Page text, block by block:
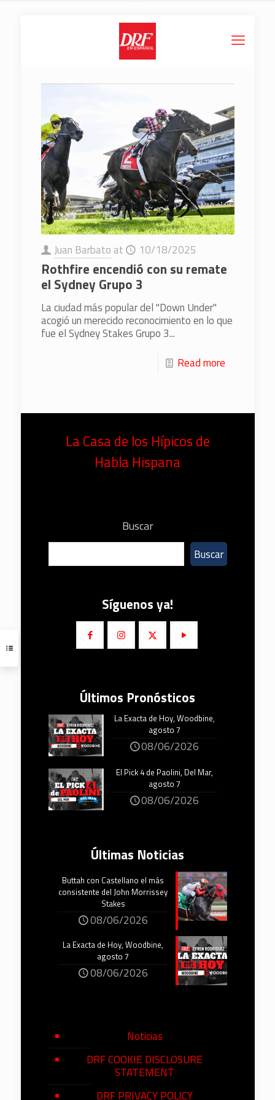
Juan Barbato at 10/18/2025
Rothfire encendió con su remate
el Sydney Grupo 3
La ciudad más popular del "Down Under"
acogió un merecido reconocimiento en lo que
fue el Sydney Stakes Grupo 3...
Read more
La Casa de los Hípicos de
Habla Hispana
Buscar
Buscar
Síguenos ya!
Últimos Pronósticos
La Exacta de Hoy, Woodbine,
agosto 7
08/06/2026
El Pick 4 de Paolini, Del Mar,
agosto 7
08/06/2026
Últimas Noticias
Buttah con Castellano el más
consistente del John Morrissey
Stakes
08/06/2026
La Exacta de Hoy, Woodbine,
agosto 7
08/06/2026
Noticias
DRF COOKIE DISCLOSURE
STATEMENT
DRF PRIVACY POLICY